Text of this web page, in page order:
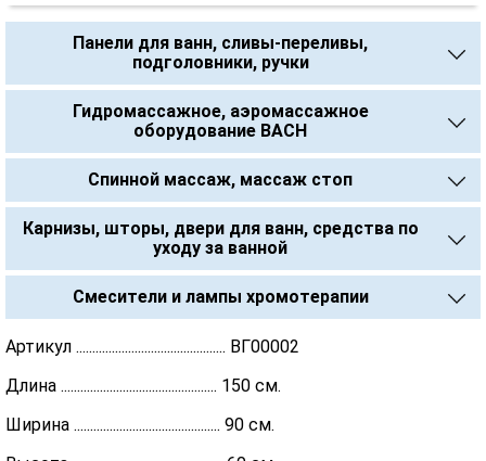
Панели для ванн, сливы-переливы,
подголовники, ручки
Гидромассажное, аэромассажное
оборудование BACH
Спинной массаж, массаж стоп
Карнизы, шторы, двери для ванн, средства по
уходу за ванной
Смесители и лампы хромотерапии
Артикул .............................................. ВГ00002
Длина ................................................ 150 см.
Ширина ............................................. 90 см.